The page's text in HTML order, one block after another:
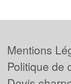
Mentions
Politique de